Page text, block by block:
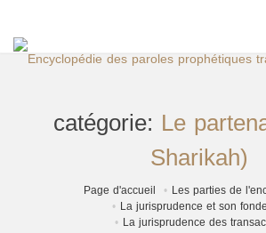
catégorie: Le
Sharikah)
Page d'accueil
Les parties de
La jurisprudence et son
La jurisprudence des